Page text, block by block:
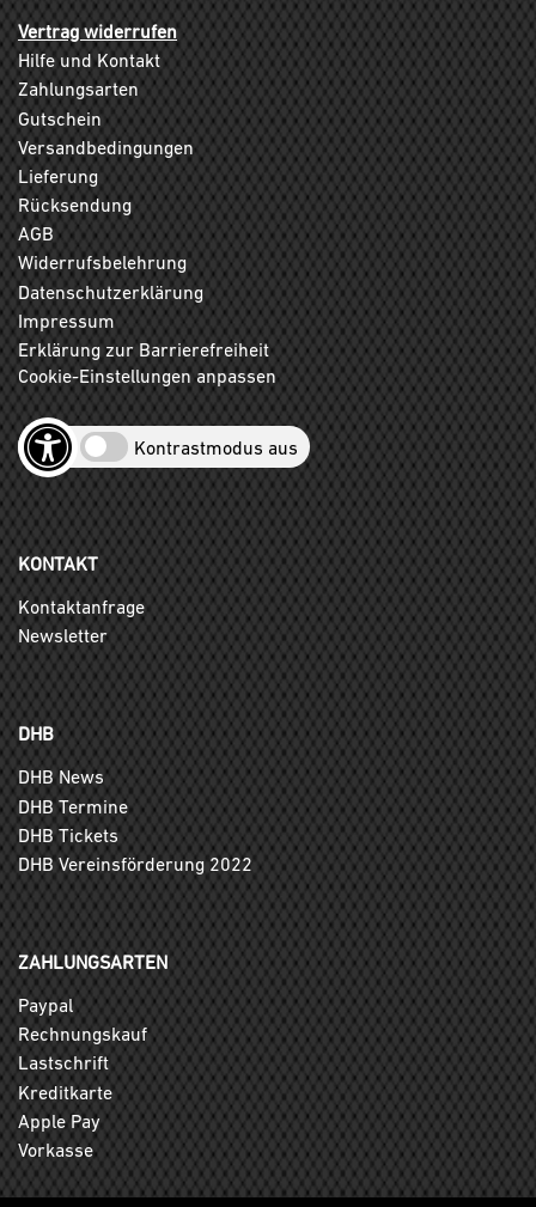
Vertrag widerrufen
Hilfe und Kontakt
Zahlungsarten
Gutschein
Versandbedingungen
Lieferung
Rücksendung
AGB
Widerrufsbelehrung
Datenschutzerklärung
Impressum
Erklärung zur Barrierefreiheit
Cookie-Einstellungen anpassen
Kontrastmodus aus
KONTAKT
Kontaktanfrage
Newsletter
DHB
DHB News
DHB Termine
DHB Tickets
DHB Vereinsförderung 2022
ZAHLUNGSARTEN
Paypal
Rechnungskauf
Lastschrift
Kreditkarte
Apple Pay
Vorkasse